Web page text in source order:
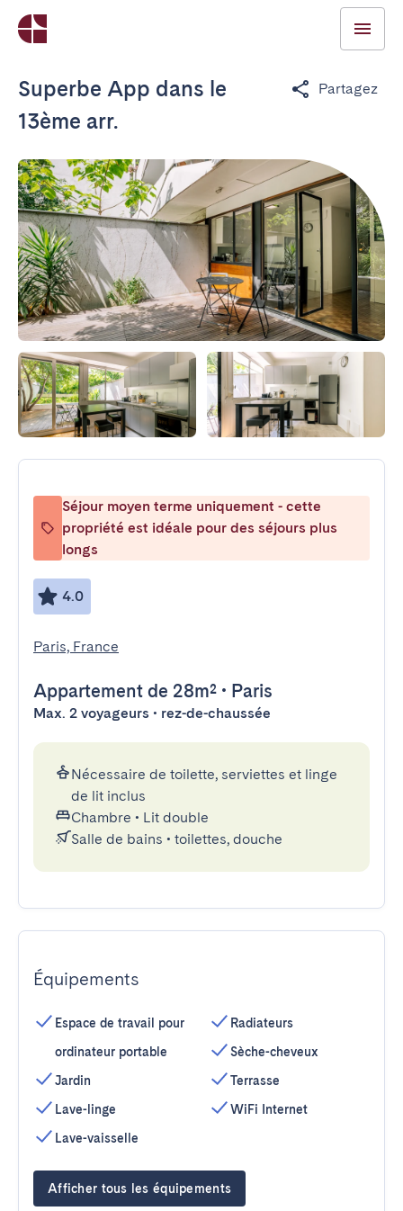
Superbe App dans le
13ème arr.
Partagez
Séjour moyen terme uniquement - cette
propriété est idéale pour des séjours plus
longs
4.0
Paris, France
Appartement de 28m² • Paris
Max. 2 voyageurs • rez-de-chaussée
Nécessaire de toilette, serviettes et linge
de lit inclus
Chambre • Lit double
Salle de bains • toilettes, douche
Équipements
Espace de travail pour
ordinateur portable
Jardin
Lave-linge
Lave-vaisselle
Radiateurs
Sèche-cheveux
Terrasse
WiFi Internet
Afficher tous les équipements